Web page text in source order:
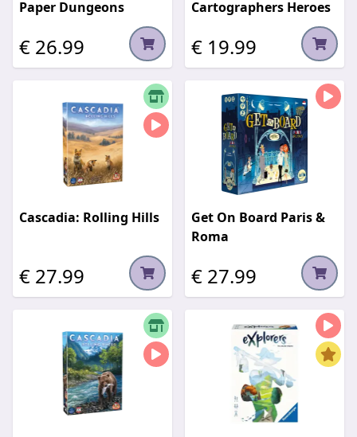
Paper Dungeons
€ 26.99
Cartographers Heroes
€ 19.99
Cascadia: Rolling Hills
€ 27.99
Get On Board Paris &
Roma
€ 27.99